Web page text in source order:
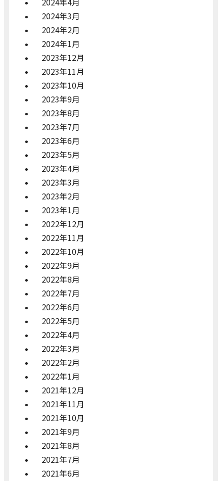
2024年3月
2024年2月
2024年1月
2023年12月
2023年11月
2023年10月
2023年9月
2023年8月
2023年7月
2023年6月
2023年5月
2023年4月
2023年3月
2023年2月
2023年1月
2022年12月
2022年11月
2022年10月
2022年9月
2022年8月
2022年7月
2022年6月
2022年5月
2022年4月
2022年3月
2022年2月
2022年1月
2021年12月
2021年11月
2021年10月
2021年9月
2021年8月
2021年7月
2021年6月